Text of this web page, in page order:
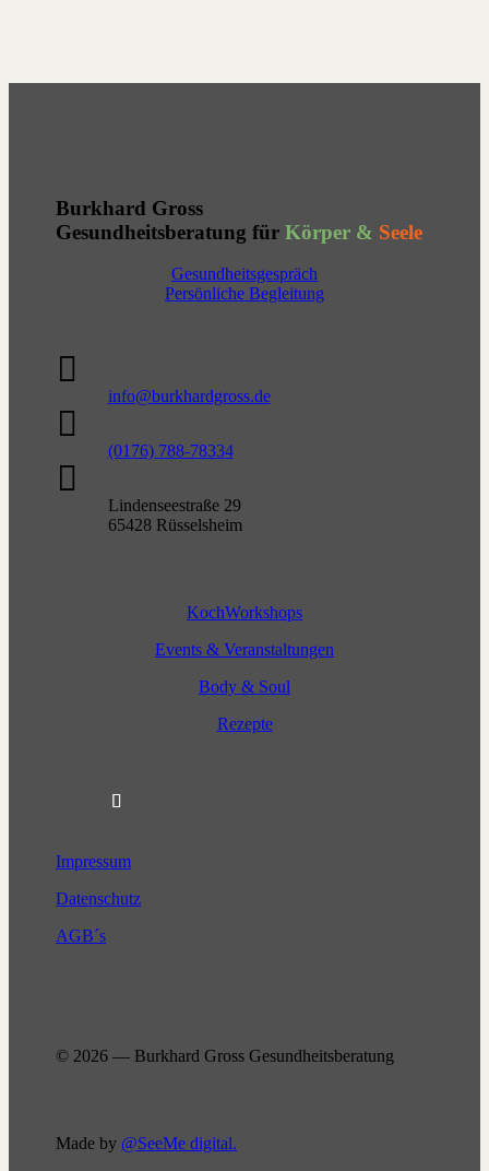
Burkhard Gross
Gesundheitsberatung fürKörper & Seele
Gesundheitsgespräch
Persönliche Begleitung

info@burkhardgross.de

(0176) 788-78334

Lindenseestraße 29
65428 Rüsselsheim
KochWorkshops
Events & Veranstaltungen
Body & Soul
Rezepte
Impressum
Datenschutz
AGB´s
© 2026 — Burkhard Gross Gesundheitsberatung
Made by @SeeMe digital.